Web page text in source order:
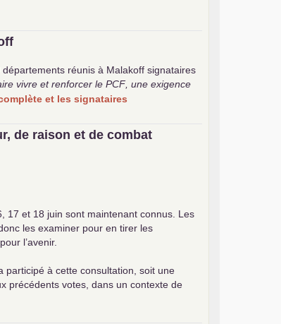
réunis à Malakoff signataires
vivre et renforcer lePCF , une exigence
et les signataires
de raison et de combat
17 et 18 juin sont maintenant connus. Les
les examiner pour en tirer les
l’avenir.
participé à cette consultation, soit une
précédents votes, dans un contexte de